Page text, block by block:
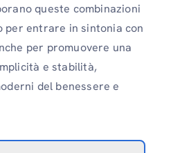
queste combinazioni
per entrare in sintonia con
per promuovere una
e stabilità,
del benessere e